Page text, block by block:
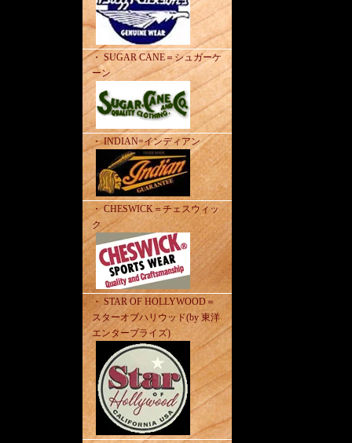
・ SUGAR CANE＝シュガーケ
ーン
・ INDIAN=インディアン
・ CHESWICK＝チェスウィッ
ク
・ STAR OF HOLLYWOOD＝
スターオブハリウッド(by 東洋
エンタープライズ)